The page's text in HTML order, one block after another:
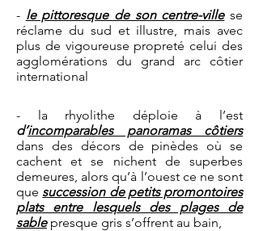
- le pittoresque de son centre-villese
réclame du sud et illustre, mais avec
plus de vigoureuse propreté celui des
agglomérations du grand arc côtier
international
- la rhyolithe déploie à l’est
d’incomparables panoramas côtiers
dans des décors de pinèdes où se
cachent et se nichent de superbes
demeures, alors qu’à l’ouest ce ne sont
quesuccession de petits promontoires
plats entre lesquels des plages de
sablepresque gris s’offrent au bain,